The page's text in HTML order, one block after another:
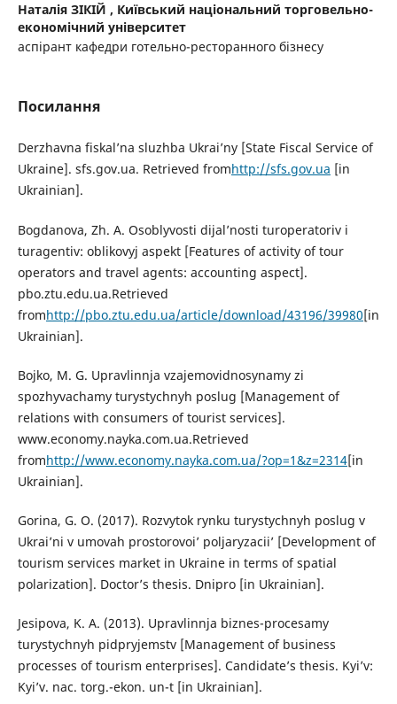
Наталія ЗІКІЙ , Київський національний торговельно-
економічний університет
аспірант кафедри готельно-ресторанного бізнесу
Посилання
Derzhavna fiskal’na sluzhba Ukrai’ny [State Fiscal Service of
Ukraine]. sfs.gov.ua. Retrieved fromhttp://sfs.gov.ua [in
Ukrainian].
Bogdanova, Zh. A. Osoblyvosti dijal’nosti turoperatoriv i
turagentiv: oblikovyj aspekt [Features of activity of tour
operators and travel agents: accounting aspect].
pbo.ztu.edu.ua.Retrieved
fromhttp://pbo.ztu.edu.ua/article/download/43196/39980[in
Ukrainian].
Bojko, M. G. Upravlinnja vzajemovidnosynamy zi
spozhyvachamy turystychnyh poslug [Management of
relations with consumers of tourist services].
www.economy.nayka.com.ua.Retrieved
fromhttp://www.economy.nayka.com.ua/?op=1&z=2314[in
Ukrainian].
Gorina, G. O. (2017). Rozvytok rynku turystychnyh poslug v
Ukrai’ni v umovah prostorovoi’ poljaryzacii’ [Development of
tourism services market in Ukraine in terms of spatial
polarization]. Doctor’s thesis. Dnipro [in Ukrainian].
Jesipova, K. A. (2013). Upravlinnja biznes-procesamy
turystychnyh pidpryjemstv [Management of business
processes of tourism enterprises]. Candidate’s thesis. Kyi’v:
Kyi’v. nac. torg.-ekon. un-t [in Ukrainian].